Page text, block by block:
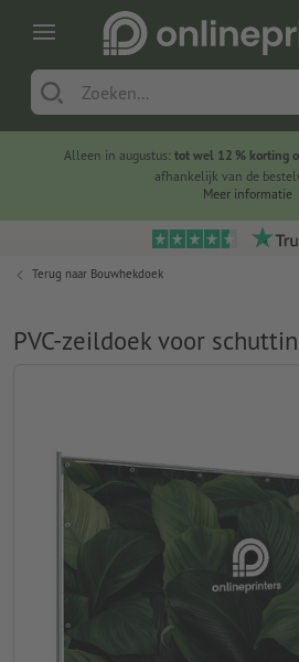
Alleen in augustus: tot wel 12 % korting
afhankelijk van de
Meer informatie
Terug naar Bouwhekdoek
PVC-zeildoek voor